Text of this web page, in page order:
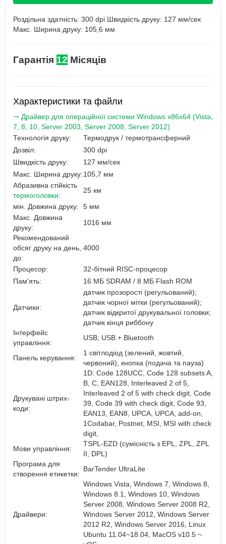
Роздільна здатність: 300 dpi Швидкість друку: 127 мм/сек
Макс. Ширина друку: 105,6 мм
Гарантія 12 Місяців
Характеристики та файли
⤍ Драйвер для операційної системи Windows x86x64 (Vista,
7, 8, 10, Server 2003, Server 2008, Server 2012)
Технологія друку:
Термодрук / термотрансферний
Дозвіл:
300 dpi
Швидкість друку:
127 мм/сек
Макс. Ширина друку:105,7 мм
Абразивна стійкість
термоголовки:
25 км
мін. Довжина друку:
5 мм
Макс. Довжина
друку:
1016 мм
Рекомендований
обсяг друку на день,
до:
4000
Процесор:
32-бітний RISC-процесор
Пам'ять:
16 МБ SDRAM / 8 МБ Flash ROM
Датчики:
датчик прозорості (регульований);
датчик чорної мітки (регульований);
датчик відкритої друкувальної головки;
датчик кінця риббону
Інтерфейс
управління:
USB; USB + Bluetooth
Панель керування:
1 світлодіод (зелений, жовтий,
червоний); кнопка (подача та пауза)
Друкувані штрих-
коди:
1D: Code 128UCC, Code 128 subsets A,
B, C, EAN128, Interleaved 2 of 5,
Interleaved 2 of 5 with check digit, Code
39, Code 39 with check digit, Code 93,
EAN13, EAN8, UPCA, UPCA, add-on,
1Codabar, Postnet, MSI, MSI with check
digit,
Мови управління:
TSPL-EZD (сумісність з EPL, ZPL, ZPL
II, DPL)
Програма для
створення етикетки:
BarTender UltraLite
Драйвери:
Windows Vista, Windows 7, Windows 8,
Windows 8.1, Windows 10, Windows
Server 2008, Windows Server 2008 R2,
Windows Server 2012, Windows Server
2012 R2, Windows Server 2016, Linux
Ubuntu 11.04~18.04, MacOS v10.5 ~